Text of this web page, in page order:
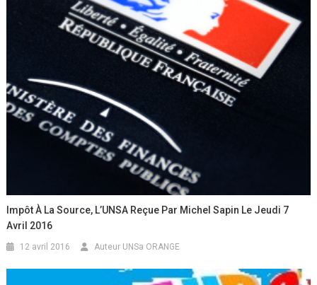
Impôt À La Source, L’UNSA Reçue Par Michel Sapin Le Jeudi 7
Avril 2016
12 avril 2016 Auteur UNSa ORANGE